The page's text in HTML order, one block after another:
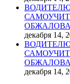
декабря 14,
декабря 14,